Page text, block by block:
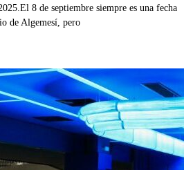
8 de septiembre siempre es una fecha
de Algemesí, pero